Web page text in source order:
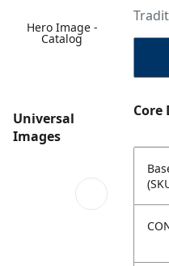
Hero Image -
Catalog
Universal
Images
Core